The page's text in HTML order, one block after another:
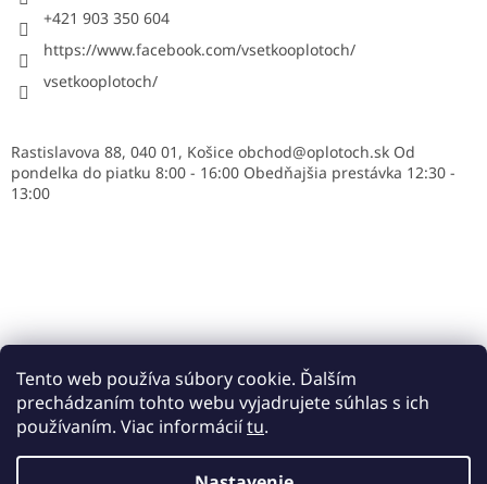
Tento web používa súbory cookie. Ďalším
prechádzaním tohto webu vyjadrujete súhlas s ich
používaním. Viac informáciítu.
+421 903 350 604
https://www.facebook.com/vsetkooplotoch/
vsetkooplotoch/
Rastislavova 88, 040 01, Košice obchod@oplotoch.sk Od
pondelka do piatku 8:00 - 16:00 Obedňajšia prestávka 12:30 -
13:00